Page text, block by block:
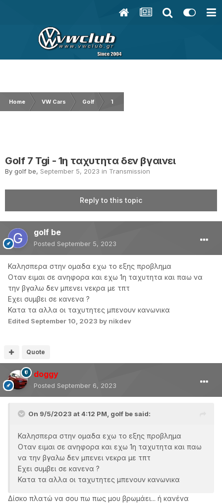
Home VW Cars Golf Transmission
Golf 7 Tgi - 1η ταχυτητα δεν βγαινει
By golf be, September 5, 2023 in Transmission
Reply to this topic
golf be
Posted September 5, 2023
Καλησπερα στην ομαδα εχω το εξης προβλημα
Οταν ειμαι σε ανηφορα και εχω 1η ταχυτητα και παω να
την βγαλω δεν μπενει νεκρα με τπτ
Εχει συμβει σε κανενα ?
Κατα τα αλλα οι ταχυτητες μπενουν κανωνικα
Edited September 10, 2023 by nikdev
Quote
doggy
Posted September 6, 2023
On 9/5/2023 at 4:12 PM, golf be said:
Καλησπερα στην ομαδα εχω το εξης προβλημα
Οταν ειμαι σε ανηφορα και εχω 1η ταχυτητα και παω
να την βγαλω δεν μπενει νεκρα με τπτ
Εχει συμβει σε κανενα ?
Κατα τα αλλα οι ταχυτητες μπενουν κανωνικα
Δίσκο πλατώ να σου πω πως μου βρωμάει... ή κανένα